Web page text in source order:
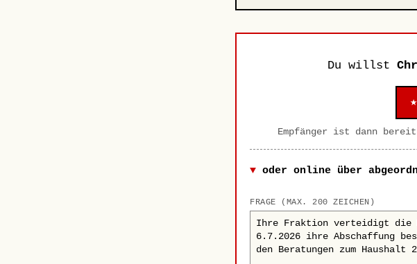
Du willst
Empfänger ist dann
oder online über
FRAGE (MAX. 200 ZEICHEN)